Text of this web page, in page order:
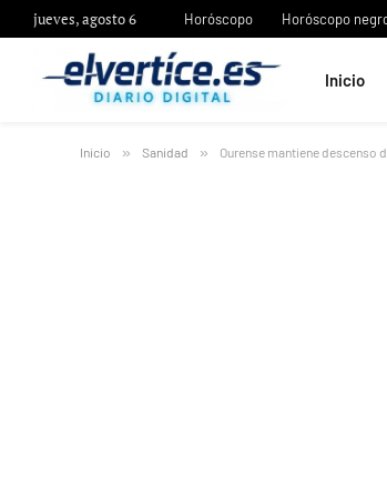
jueves, agosto 6 Horóscopo Horóscopo
Inicio
Inicio » Sanidad » Ourense mantiene